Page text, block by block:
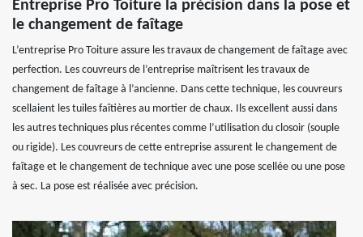
Entreprise Pro Toiture la précision dans la pose et
le changement de faîtage
L’entreprise Pro Toiture assure les travaux de changement de faîtage avec
perfection. Les couvreurs de l’entreprise maîtrisent les travaux de
changement de faîtage à l’ancienne. Dans cette technique, les couvreurs
scellaient les tuiles faîtières au mortier de chaux. Ils excellent aussi dans
les autres techniques plus récentes comme l’utilisation du closoir (souple
ou rigide). Les couvreurs de cette entreprise assurent le changement de
faîtage et le changement de technique avec une pose scellée ou une pose
à sec. La pose est réalisée avec précision.